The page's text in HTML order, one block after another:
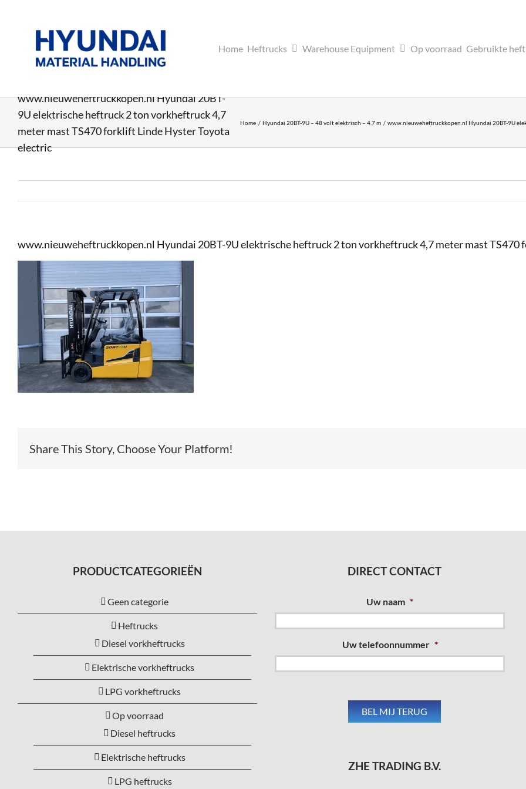
Home Heftrucks Warehouse Equipment Op voorraad Gebruikte
www.nieuweheftruckkopen.nl Hyundai 20BT-
9U elektrische heftruck 2 ton vorkheftruck 4,7
meter mast TS470 forklift Linde Hyster Toyota
electric
Home Hyundai 20BT-9U – 48 volt elektrisch – 4.7 m www.nieuweheftruckkopen.nl Hyundai 20BT-9U
www.nieuweheftruckkopen.nl Hyundai 20BT-9U elektrische heftruck 2 ton vorkheftruck 4,7 meter mast
Share This Story, Choose Your Platform!
PRODUCTCATEGORIEËN
Geen categorie
Heftrucks
Diesel vorkheftrucks
Elektrische vorkheftrucks
LPG vorkheftrucks
Op voorraad
Diesel heftrucks
Elektrische heftrucks
LPG heftrucks
DIRECT CONTACT
Uw naam *
Uw telefoonnummer *
ZHE TRADING B.V.